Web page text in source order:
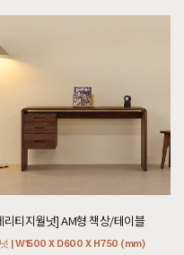
썬더]
제작 설치후기입니다
설치후기입니다
의자 썬더]
설치후기입니다
]
격 SS/Q/K/SK/EK/LK]
리티지월넛] AM형 책상/테이블
| W1500 X D600 X H750 (mm)